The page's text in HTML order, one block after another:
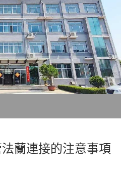
蘭連接的注意事項